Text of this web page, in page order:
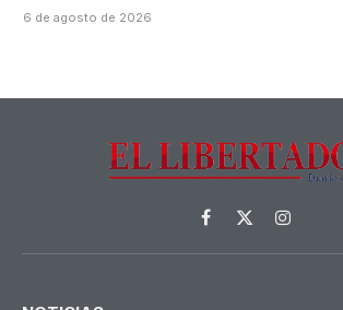
6 de agosto de 2026
Facebook
X
(Twitter)
Instagram